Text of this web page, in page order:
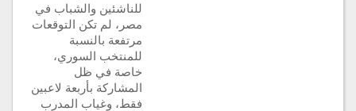
للناشئين والشباب في
مصر، لم تكن التوقعات
مرتفعة بالنسبة
للمنتخب السوري،
خاصة في ظل
المشاركة بأربعة لاعبين
فقط، وغياب المدرب